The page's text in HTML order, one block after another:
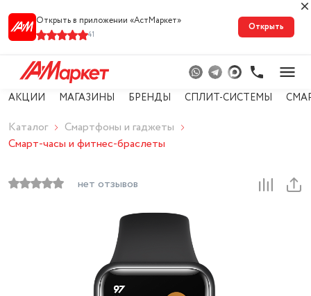
Открыть в приложении «АстМарке‪т‬»
41
Открыть
АКЦИИ МАГАЗИНЫ БРЕНДЫ СПЛИТ-СИСТЕМЫ
Каталог
Смартфоны и гаджеты
Смарт-часы и фитнес-браслеты
нет отзывов